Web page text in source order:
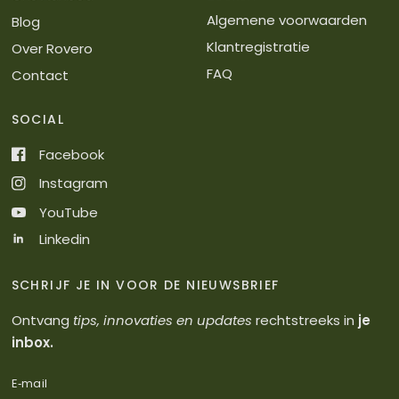
Blog
Over Rovero
Contact
Algemene voorwaarden
Klantregistratie
FAQ
SOCIAL
Facebook
Instagram
YouTube
Linkedin
SCHRIJF JE IN VOOR DE NIEUWSBRIEF
Ontvang tips, innovaties en updates rechtstreeks in je
inbox.
E‑mail